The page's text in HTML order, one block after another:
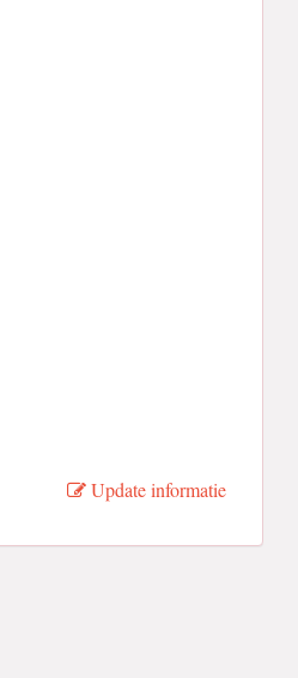
Update informatie